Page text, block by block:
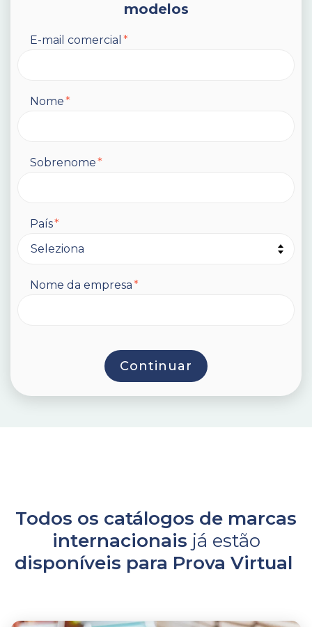
modelos
E-mail comercial *
Nome*
Sobrenome*
País*
Nome da empresa*
Todos os catálogos de marcas
internacionais já estão
disponíveis para Prova Virtual